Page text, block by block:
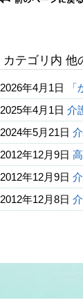
カテゴリ内 他
2026年4月1日
2025年4月1日 介
2024年5月21日
2012年12月9日
2012年12月9日
2012年12月8日